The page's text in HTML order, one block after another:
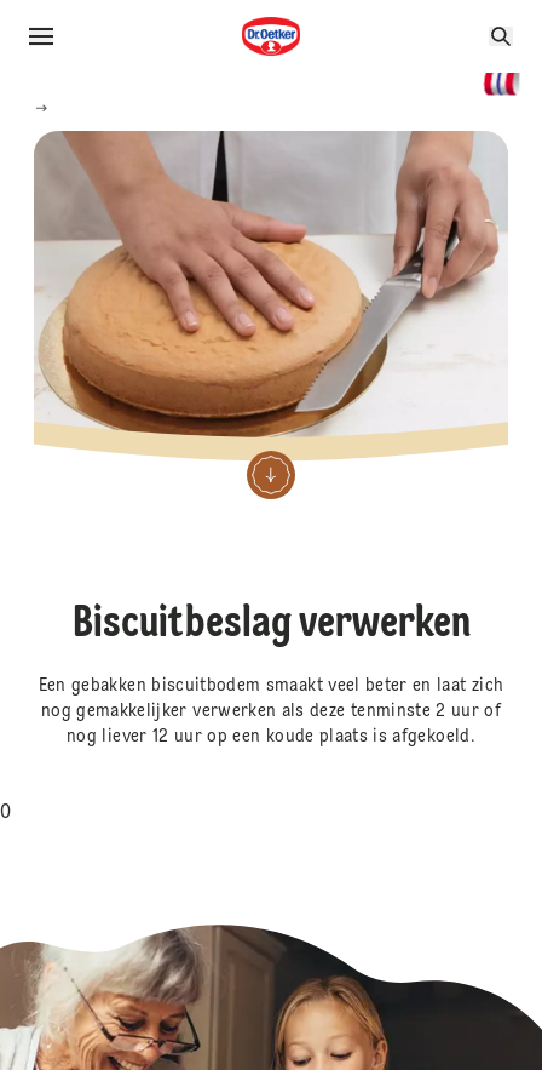
Biscuitbeslag verwerken
Een gebakken biscuitbodem smaakt veel beter en laat zich
nog gemakkelijker verwerken als deze tenminste 2 uur of
nog liever 12 uur op een koude plaats is afgekoeld.
0